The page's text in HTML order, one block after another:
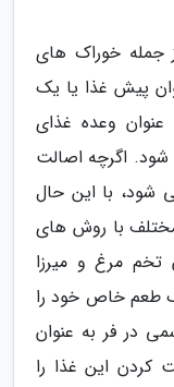
جمله خوراک های
پیش غذا یا یک
وعده غذای
اگرچه اصالت
شود، با این حال
مختلف با روش های
تخم مرغ و میرزا
طعم خاص خود را
در فر به عنوان
کردن این غذا را